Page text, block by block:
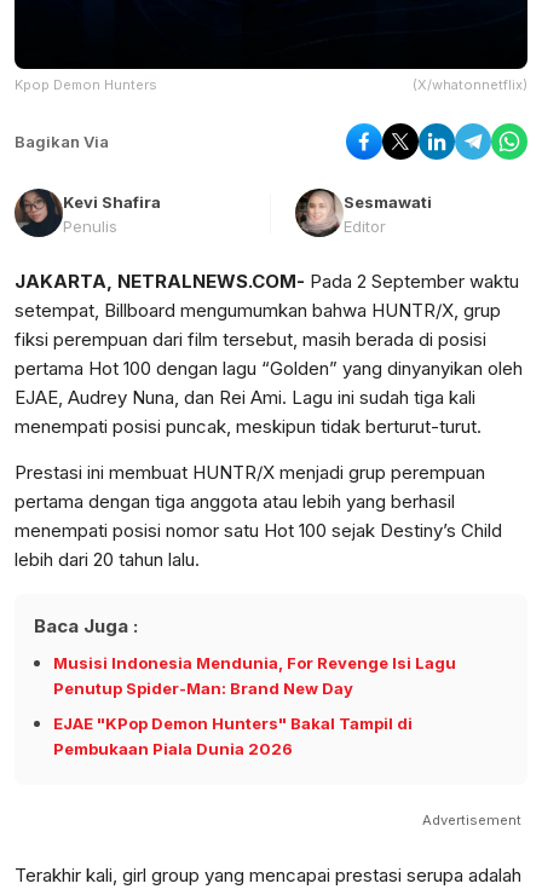
Kpop Demon Hunters (X/whatonnetflix)
Bagikan Via
Kevi Shafira
Penulis
Sesmawati
Editor
JAKARTA, NETRALNEWS.COM- Pada 2 September waktu
setempat, Billboard mengumumkan bahwa HUNTR/X, grup
fiksi perempuan dari film tersebut, masih berada di posisi
pertama Hot 100 dengan lagu “Golden” yang dinyanyikan oleh
EJAE, Audrey Nuna, dan Rei Ami. Lagu ini sudah tiga kali
menempati posisi puncak, meskipun tidak berturut-turut.
Prestasi ini membuat HUNTR/X menjadi grup perempuan
pertama dengan tiga anggota atau lebih yang berhasil
menempati posisi nomor satu Hot 100 sejak Destiny’s Child
lebih dari 20 tahun lalu.
Baca Juga :
Musisi Indonesia Mendunia, For Revenge Isi Lagu
Penutup Spider-Man: Brand New Day
EJAE "KPop Demon Hunters" Bakal Tampil di
Pembukaan Piala Dunia 2026
Advertisement
Terakhir kali, girl group yang mencapai prestasi serupa adalah